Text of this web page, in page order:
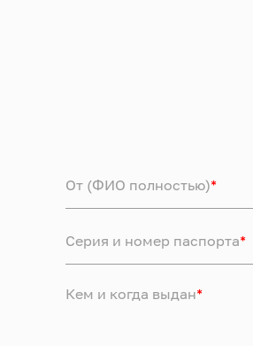
От (ФИО полностью)*
Серия и номер паспорта*
Кем и когда выдан*